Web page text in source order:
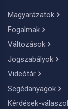
Magyarázatok
Fogalmak
Változások
Jogszabályok
Videótár
Segédanyagok
Kérdések-